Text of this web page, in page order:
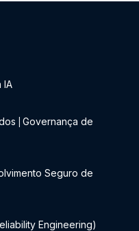
IA
Governança de
Seguro de
Engineering)